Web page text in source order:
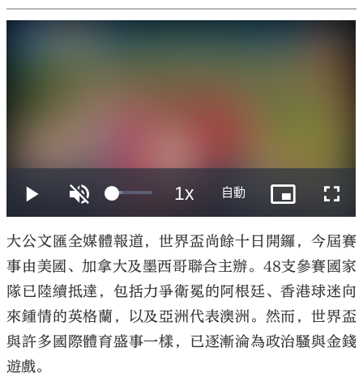
大公文匯
大公文匯全媒體報道，世界盃尚餘十日開鑼，今屆賽
事由美國、加拿大及墨西哥聯合主辦。48支參賽國家
隊已陸續抵達，包括力爭衛冕的阿根廷、香港球迷向
來鍾情的英格蘭，以及亞洲代表澳洲。然而，世界盃
與許多國際體育盛事一樣，已逐漸淪為政治騷與金錢
遊戲。